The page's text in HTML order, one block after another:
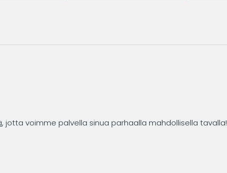
, jotta voimme palvella sinua parhaalla mahdollisella tavalla!